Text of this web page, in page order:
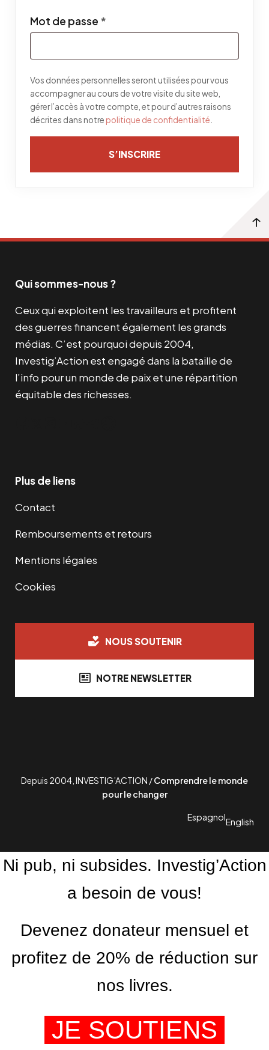
Mot de passe *
Vos données personnelles seront utilisées pour vous
accompagner au cours de votre visite du site web,
gérer l’accès à votre compte, et pour d’autres raisons
décrites dans notre politique de confidentialité
S’INSCRIRE
Qui sommes-nous ?
Ceux qui exploitent les travailleurs et profitent
des guerres financent également les grands
médias. C’est pourquoi depuis 2004,
Investig’Action est engagé dans la bataille de
l’info pour un monde de paix et une répartition
équitable des richesses.
Plus de liens
Contact
Remboursements et retours
Mentions légales
Cookies
NOUS SOUTENIR
NOTRE NEWSLETTER
Depuis 2004, INVESTIG’ACTION /Comprendre le monde
pour le changer
EspagnolEnglish
Ni pub, ni subsides. Investig’Action
a besoin de vous!
Devenez donateur mensuel et
profitez de 20% de réduction sur
nos livres.
JE SOUTIENS